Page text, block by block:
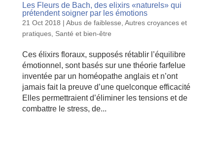
Les Fleurs de Bach, des elixirs «naturels» qui
prétendent soigner par les émotions
21 Oct 2018 | Abus de faiblesse Autres croyances et
pratiques, Santé et bien-être
Ces élixirs floraux, supposés rétablir l’équilibre
émotionnel, sont basés sur une théorie farfelue
inventée par un homéopathe anglais et n’ont
jamais fait la preuve d’une quelconque efficacité
Elles permettraient d’éliminer les tensions et de
combattre le stress, de...